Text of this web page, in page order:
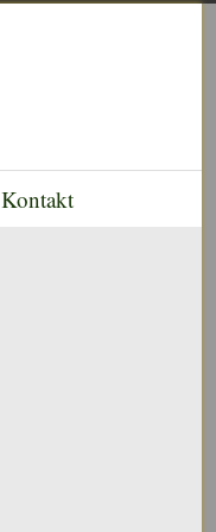
Kontakt